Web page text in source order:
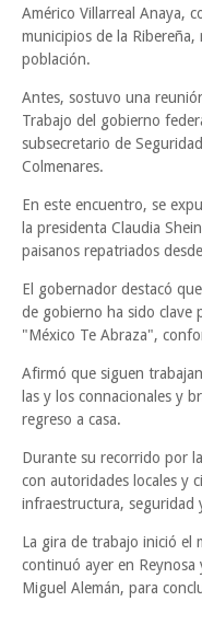
Américo Villarreal Anaya,
municipios de la
población.
Antes, sostuvo una
Trabajo del gobierno
subsecretario de
Colmenares.
En este encuentro, se
la presidenta Claudia
paisanos repatriados
El gobernador destacó
de gobierno ha sido clave
"México Te Abraza",
Afirmó que siguen
las y los connacionales y
regreso a casa.
Durante su recorrido por
con autoridades locales y
infraestructura, seguridad
La gira de trabajo inició el
continuó ayer en Reynosa
Miguel Alemán, para